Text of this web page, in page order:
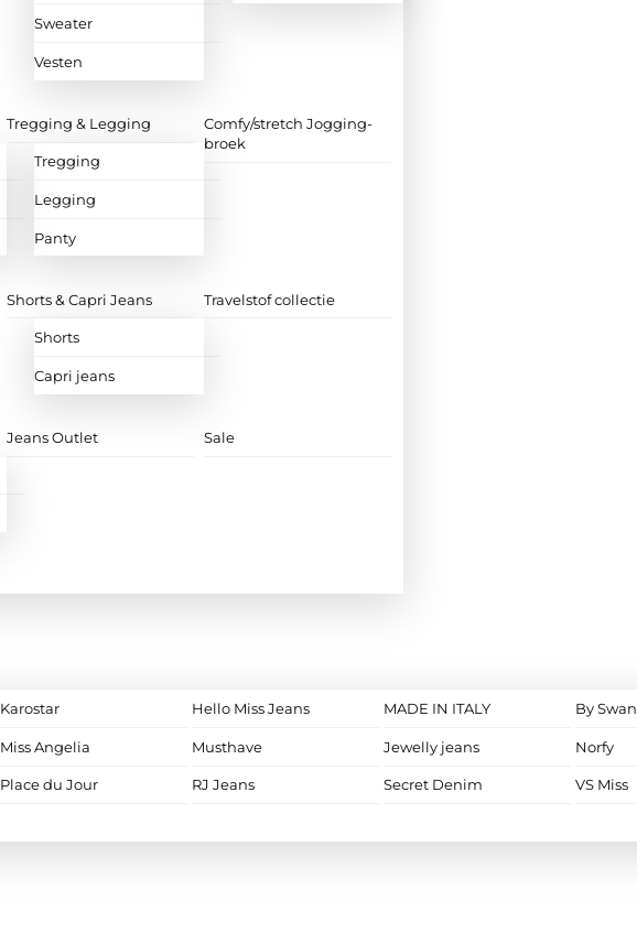
Sweater
Vesten
Tregging & Legging
Tregging
Legging
Panty
Comfy/stretch Jogging-
broek
Shorts & Capri Jeans
Shorts
Capri jeans
Travelstof collectie
Jeans Outlet Sale
Karostar Hello Miss Jeans MADE IN ITALY By Swan
Miss Angelia Musthave Jewelly jeans Norfy
Place du Jour RJ Jeans Secret Denim VS Miss